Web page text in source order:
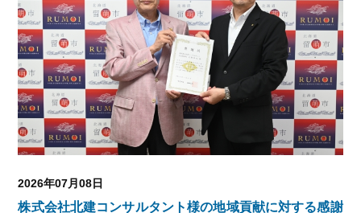
2026年07月08日
株式会社北建コンサルタント様の地域貢献に対する感謝